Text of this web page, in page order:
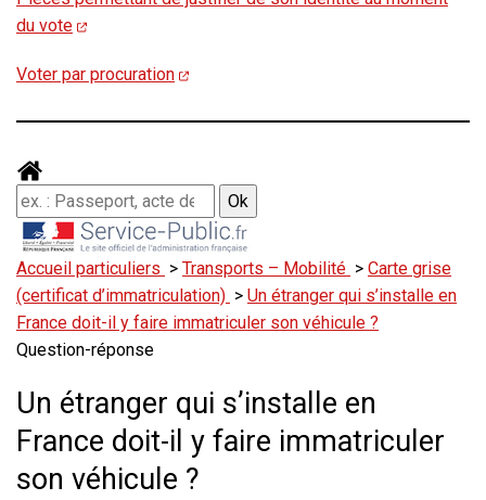
du vote
Voter par procuration
Accueil particuliers > Transports – Mobilité > Carte grise
(certificat d’immatriculation) > Un étranger qui s’installe en
France doit-il y faire immatriculer son véhicule ?
Question-réponse
Un étranger qui s’installe en
France doit-il y faire immatriculer
son véhicule ?